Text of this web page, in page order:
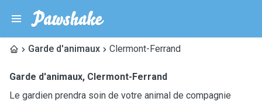
Garde d'animaux Clermont-Ferrand
Garde d'animaux, Clermont-Ferrand
Le gardien prendra soin de votre animal de compagnie